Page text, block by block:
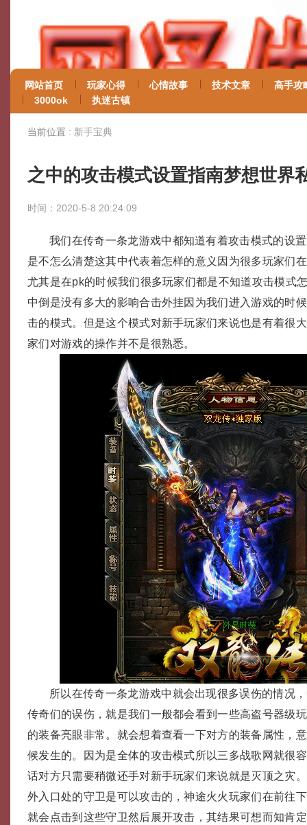
网站首页 玩家心得 心情故事 技术文章
高手攻
3000ok
执迷古镇
当前位置 : 新手宝典
之中的攻击模式设置指南梦想世界
时间：2020-5-8 20:24:09
我们在传奇一条龙游戏中都知道有着攻击模式的设
是不怎么清楚这其中代表着怎样的意义因为很多玩家们
尤其是在pk的时候我们很多玩家们都是不知道攻击模式
中倒是没有多大的影响合击外挂因为我们进入游戏的时
击的模式。但是这个模式对新手玩家们来说也是有着很
家们对游戏的操作并不是很熟悉。
所以在传奇一条龙游戏中就会出现很多误伤的情况
传奇们的误伤，就是我们一般都会看到一些高盗号器级
的装备亮眼非常。就会想着查看一下对方的装备属性，
候发生的。因为是全体的攻击模式所以三多战歌网就很
话对方只需要稍微还手对新手玩家们来说就是灭顶之灾
外入口处的守卫是可以攻击的，神途火火玩家们在前往
就会点击到这些守卫然后展开攻击，其结果可想而知肯